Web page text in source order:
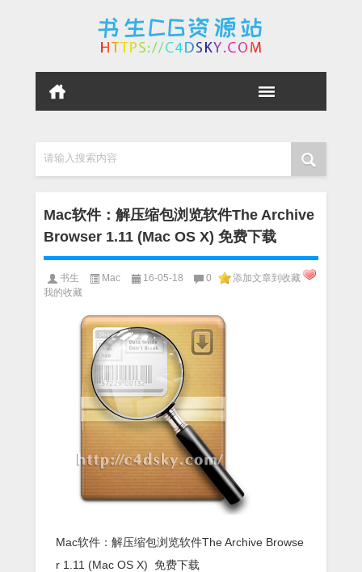
请输入搜索内容
Mac软件：解压缩包浏览软件The Archive
Browser 1.11 (Mac OS X) 免费下载
书生 Mac 16-05-18 0
添加文章到收藏
我的收藏
Mac软件：解压缩包浏览软件The Archive Browse
r 1.11 (Mac OS X) 免费下载